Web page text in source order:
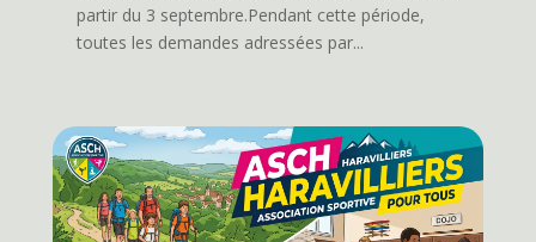
partir du 3 septembre.Pendant cette période,
toutes les demandes adressées par...